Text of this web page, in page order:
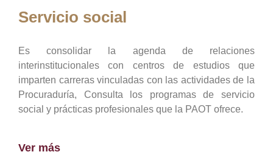
Servicio social
Es consolidar la agenda de relaciones
interinstitucionales con centros de estudios que
imparten carreras vinculadas con las actividades de la
Procuraduría, Consulta los programas de servicio
social y prácticas profesionales que la PAOT ofrece.
Ver más